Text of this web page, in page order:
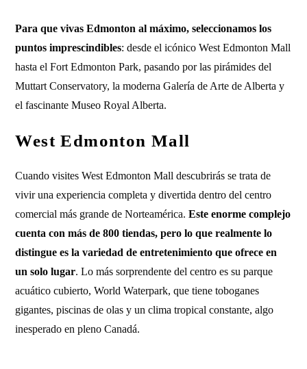
Para que vivas Edmonton al máximo, seleccionamos los
puntos imprescindibles: desde el icónico West Edmonton Mall
hasta el Fort Edmonton Park, pasando por las pirámides del
Muttart Conservatory, la moderna Galería de Arte de Alberta y
el fascinante Museo Royal Alberta.
West Edmonton Mall
Cuando visites West Edmonton Mall descubrirás se trata de
vivir una experiencia completa y divertida dentro del centro
comercial más grande de Norteamérica.Este enorme complejo
cuenta con más de 800 tiendas, pero lo que realmente lo
distingue es la variedad de entretenimiento que ofrece en
un solo lugar. Lo más sorprendente del centro es su parque
acuático cubierto, World Waterpark, que tiene toboganes
gigantes, piscinas de olas y un clima tropical constante, algo
inesperado en pleno Canadá.